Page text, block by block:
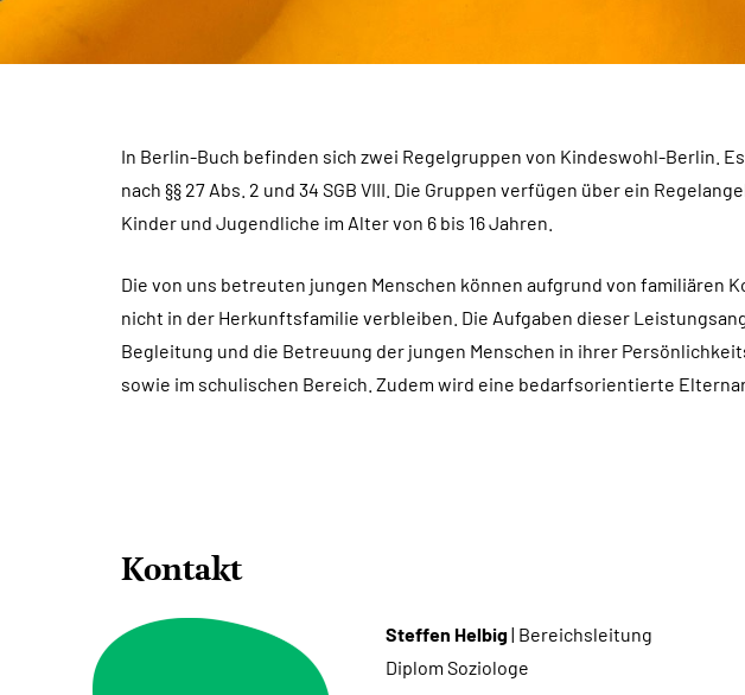
In Berlin-Buch befinden sich zwei Regelgruppen von Kindeswohl-Berlin.
nach §§ 27 Abs. 2 und 34 SGB VIII. Die Gruppen verfügen über ein
Kinder und Jugendliche im Alter von 6 bis 16 Jahren.
Die von uns betreuten jungen Menschen können aufgrund von familiären
nicht in der Herkunftsfamilie verbleiben. Die Aufgaben dieser
Begleitung und die Betreuung der jungen Menschen in ihrer
sowie im schulischen Bereich. Zudem wird eine bedarfsorientierte
Kontakt
Steffen Helbig| Bereichsleitung
Diplom Soziologe